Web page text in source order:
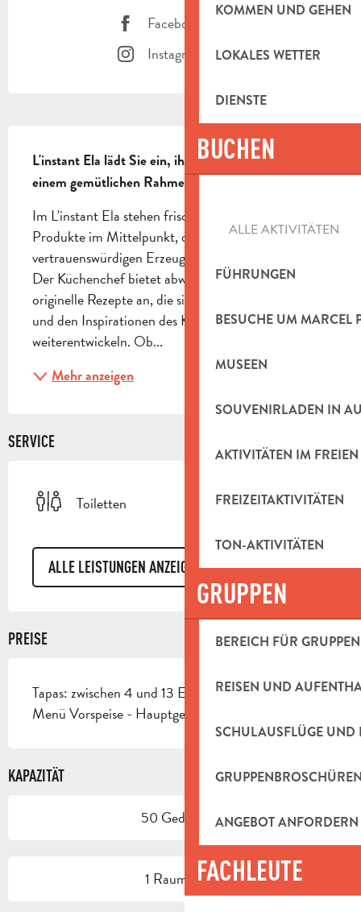
KOMMEN UND GEHEN
LOKALES WETTER
DIENSTE
BUCHEN
ALLE AKTIVITÄTEN
FÜHRUNGEN
BESUCHE UM MARCEL
MUSEEN
SOUVENIRLADEN IN
AKTIVITÄTEN IM FREIEN
FREIZEITAKTIVITÄTEN
TON-AKTIVITÄTEN
GRUPPEN
BEREICH FÜR GRUPPEN
REISEN UND
SCHULAUSFLÜGE UND
ANGEBOT ANFORDERN
FACHLEUTE
Facebook Seite
Instagram Seite
L'instant Ela lädt Sie ein, ihre Tapas und Gerichte in
einem gemütlichen Rahmen zu entdecken.
Im L'instant Ela stehen frische und saisonale
Produkte im Mittelpunkt, die anspruchsvoll bei
vertrauenswürdigen Erzeugern ausgewählt werden.
Der Küchenchef bietet abwechslungsreiche und
originelle Rezepte an, die sich mit den Jahreszeiten
und den Inspirationen des Küchenchefs
weiterentwickeln. Ob...
Mehr anzeigen
SERVICE
Toiletten
ALLE LEISTUNGEN ANZEIGEN
PREISE
Tapas: zwischen 4 und 13 Euro
Menü Vorspeise - Hauptgericht - Dessert: 39 Euro.
KAPAZITÄT
50 Gedeck(e)
1 Raum/Saal